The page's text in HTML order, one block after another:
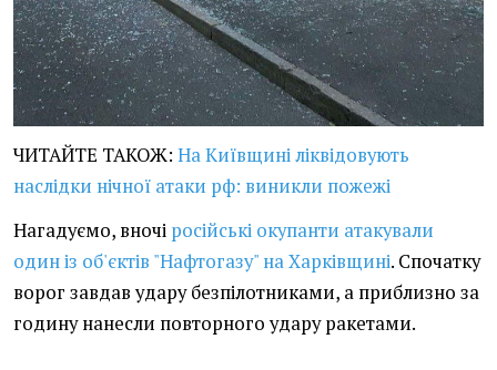
ЧИТАЙТЕ ТАКОЖ: На Київщині ліквідовують
наслідки нічної атаки рф: виникли пожежі
Нагадуємо, вночі російські окупанти атакували
один із об'єктів "Нафтогазу" на Харківщині. Спочатку
ворог завдав удару безпілотниками, а приблизно за
годину нанесли повторного удару ракетами.